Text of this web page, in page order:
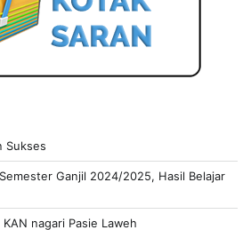
Sukses
Ganjil 2024/2025, Hasil Belajar
nagari Pasie Laweh